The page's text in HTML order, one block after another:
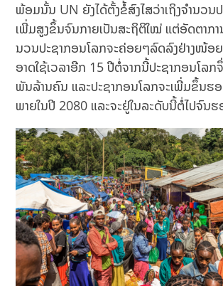
ພ້ອມນັ້ນ UN ຍັງໄດ້ຕັ້ງຂໍ້ສົງໄສວ່າເຖິງຈໍານວນ
ເພີ່ມສູງຂຶ້ນຈົນກາຍເປັນສະຖິຕິໃໝ່ ແຕ່ອັດຕາກາ
ນວນປະຊາກອນໂລກຈະຄ່ອຍໆລົດລົງຢ່າງໜ້ອຍ
ອາດໃຊ້ເວລາອີກ 15 ປີຕໍ່ຈາກນີ້ປະຊາກອນໂລກ
ພັນລ້ານຄົນ ແລະປະຊາກອນໂລກຈະເພີ່ມຂຶ້ນ
ພາຍໃນປີ 2080 ແລະຈະຢູ່ໃນລະດັບນີ້ຕໍ່ໄປຈົນ